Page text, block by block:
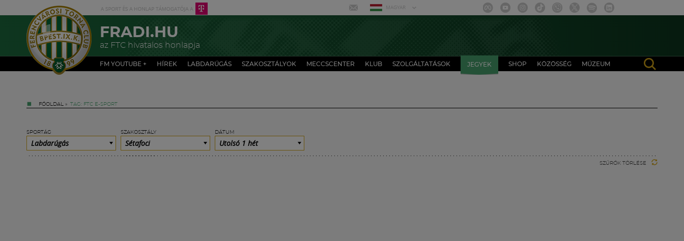
MAGYAR
FRADI.HU
az FTC hivatalos honlapja
FM YOUTUBE + HÍREK LABDARÚGÁS SZAKOSZTÁLYOK MECCSCENTER KLUB SZOLGÁLTATÁSOK JEGYEK SHOP KÖZÖSSÉG MÚZEUM
FŐOLDAL » TAG: FTC E-SPORT
SPORTÁG
Labdarúgás
SZAKOSZTÁLY
Sétafoci
DÁTUM
Utolsó 1 hét
SZŰRŐK TÖRLÉSE